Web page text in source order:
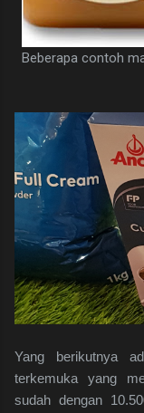
Beberapa contoh
Yang berikutnya
terkemuka yang
sudah dengan